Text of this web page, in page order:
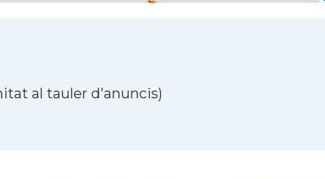
al tauler d'anuncis)